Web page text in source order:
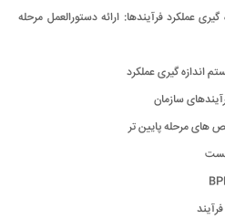
گیری عملکرد فرآیندها: ارائه دستورالعمل مرحله
اندازه گیری عملکرد
سازمان
های مرحله پایین تر